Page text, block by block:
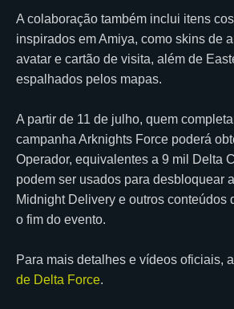
A colaboração também inclui itens
inspirados em Amiya, como skins de
avatar e cartão de visita, além de
espalhados pelos mapas.
A partir de 11 de julho, quem
campanha Arknights Force poderá
Operador, equivalentes a 9 mil Delta
podem ser usados para desbloquear
Midnight Delivery e outros conteúdos
o fim do evento.
Para mais detalhes e vídeos oficiais,
de Delta Force.